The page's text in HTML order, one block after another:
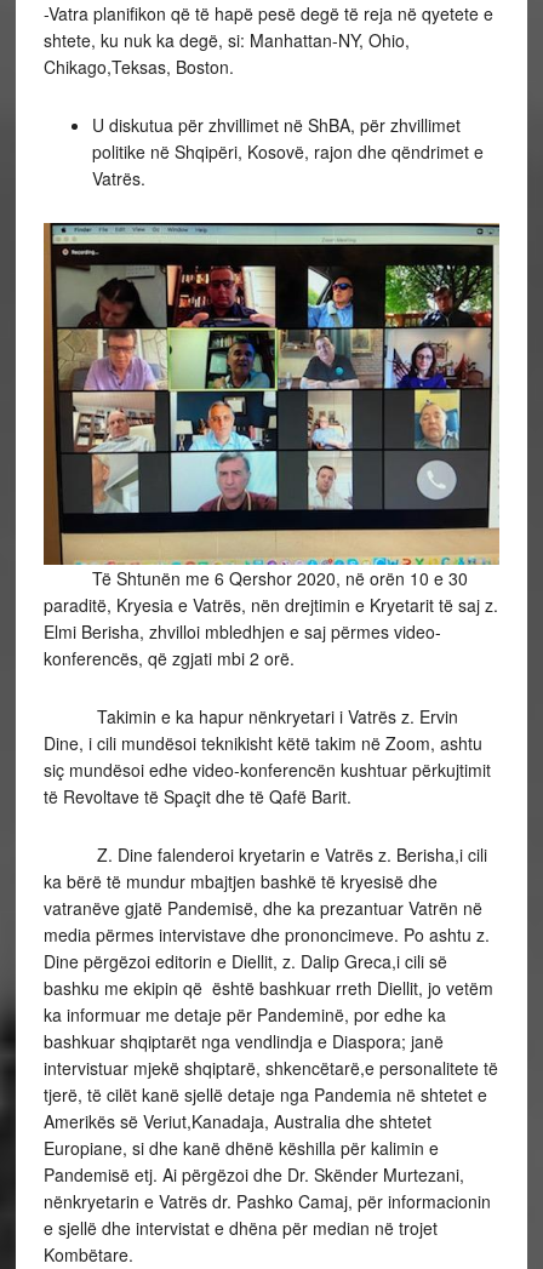
-Vatra planifikon që të hapë pesë degë të reja në qyetete e
shtete, ku nuk ka degë, si: Manhattan-NY, Ohio,
Chikago,Teksas, Boston.
U diskutua për zhvillimet në ShBA, për zhvillimet
politike në Shqipëri, Kosovë, rajon dhe qëndrimet e
Vatrës.
Të Shtunën me 6 Qershor 2020, në orën 10 e 30
paraditë, Kryesia e Vatrës, nën drejtimin e Kryetarit të saj z.
Elmi Berisha, zhvilloi mbledhjen e saj përmes video-
konferencës, që zgjati mbi 2 orë.
Takimin e ka hapur nënkryetari i Vatrës z. Ervin
Dine, i cili mundësoi teknikisht këtë takim në Zoom, ashtu
siç mundësoi edhe video-konferencën kushtuar përkujtimit
të Revoltave të Spaçit dhe të Qafë Barit.
Z. Dine falenderoi kryetarin e Vatrës z. Berisha,i cili
ka bërë të mundur mbajtjen bashkë të kryesisë dhe
vatranëve gjatë Pandemisë, dhe ka prezantuar Vatrën në
media përmes intervistave dhe prononcimeve. Po ashtu z.
Dine përgëzoi editorin e Diellit, z. Dalip Greca,i cili së
bashku me ekipin që është bashkuar rreth Diellit, jo vetëm
ka informuar me detaje për Pandeminë, por edhe ka
bashkuar shqiptarët nga vendlindja e Diaspora; janë
intervistuar mjekë shqiptarë, shkencëtarë,e personalitete të
tjerë, të cilët kanë sjellë detaje nga Pandemia në shtetet e
Amerikës së Veriut,Kanadaja, Australia dhe shtetet
Europiane, si dhe kanë dhënë këshilla për kalimin e
Pandemisë etj. Ai përgëzoi dhe Dr. Skënder Murtezani,
nënkryetarin e Vatrës dr. Pashko Camaj, për informacionin
e sjellë dhe intervistat e dhëna për median në trojet
Kombëtare.